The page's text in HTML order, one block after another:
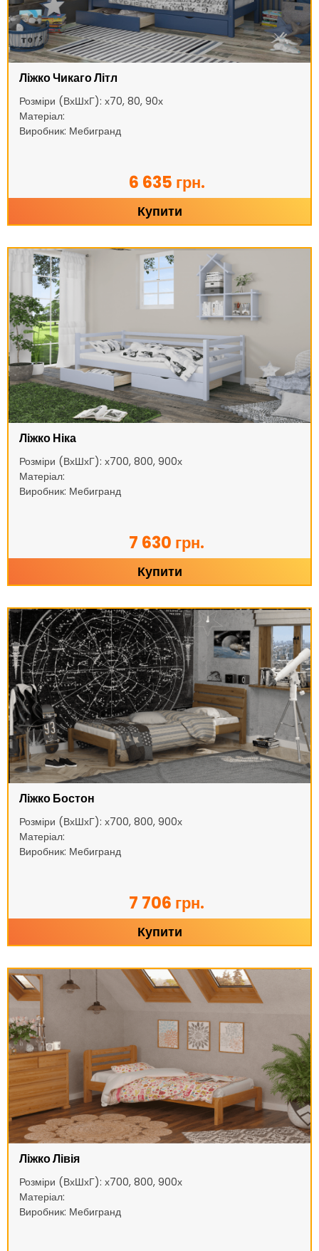
Ліжко Чикаго Літл
Розміри (ВхШхГ): х70, 80, 90х
Матеріал:
Виробник: Мебигранд
6 635 грн.
Купити
Ліжко Ніка
Розміри (ВхШхГ): х700, 800, 900х
Матеріал:
Виробник: Мебигранд
7 630 грн.
Купити
Ліжко Бостон
Розміри (ВхШхГ): х700, 800, 900х
Матеріал:
Виробник: Мебигранд
7 706 грн.
Купити
Ліжко Лівія
Розміри (ВхШхГ): х700, 800, 900х
Матеріал:
Виробник: Мебигранд